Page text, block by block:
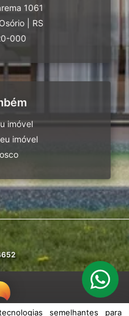
1061
Osório
RS
000
imóvel
imóvel
semelhantes para